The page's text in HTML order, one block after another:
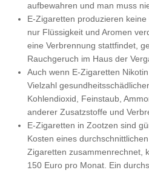
aufbewahren und man muss
E-Zigaretten produzieren
nur Flüssigkeit und Aromen
eine Verbrennung stattfindet,
Rauchgeruch im Haus der
Auch wenn E-Zigaretten
Vielzahl
Kohlendioxid, Feinstaub,
anderer Zusatzstoffe und
E-Zigaretten in Zootzen sind
Kosten eines
Zigaretten zusammenrechnet,
150 Euro pro Monat. Ein